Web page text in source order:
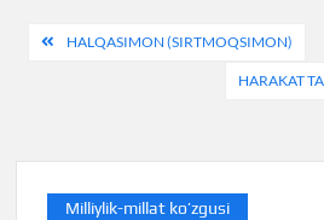
PostHALQASIMON (SIRTMOQSIMON)
HARAKAT
Milliylik-millat ko’zgusi